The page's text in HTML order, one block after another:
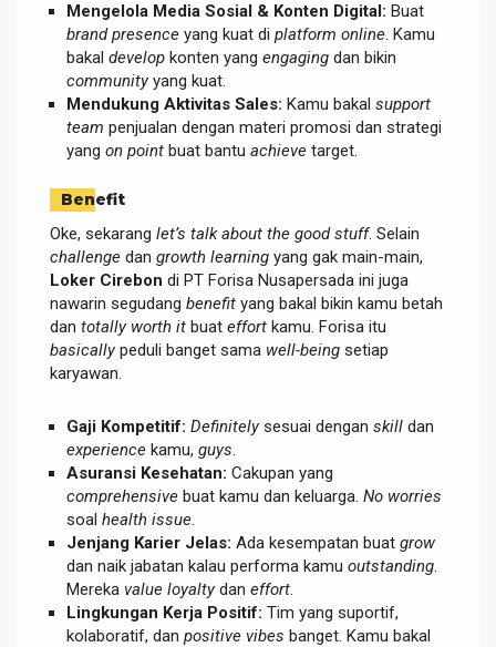
Mengelola Media Sosial & Konten Digital: Buat
brand presence yang kuat di platform online. Kamu
bakal develop konten yang engaging dan bikin
communityyang kuat.
Mendukung Aktivitas Sales: Kamu bakal support
team penjualan dengan materi promosi dan strategi
yang on point buat bantu achieve target.
Benefit
Oke, sekarang let’s talk about the good stuff. Selain
challenge dan growth learning yang gak main-main,
Loker Cirebon di PT Forisa Nusapersada ini juga
nawarin segudang benefit yang bakal bikin kamu betah
dan totally worth it buat effort kamu. Forisa itu
basicallypeduli banget sama well-being setiap
karyawan.
Gaji Kompetitif: Definitelysesuai dengan skill dan
experience kamu, guys
Asuransi Kesehatan: Cakupan yang
comprehensive buat kamu dan keluarga. No worries
soal health issue
Jenjang Karier Jelas: Ada kesempatan buat grow
dan naik jabatan kalau performa kamu outstanding
Mereka value loyaltydan effort
Lingkungan Kerja Positif: Tim yang suportif,
kolaboratif, dan positive vibes banget. Kamu bakal